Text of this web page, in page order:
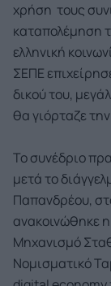
χρήση τους
καταπολέμηση
ελληνική
ΣΕΠΕ
δικού του,
θα γιόρταζε
Το συνέδριο
μετά το
Παπανδρέου,
ανακοινώθηκε
Μηχανισμό
Νομισματικό